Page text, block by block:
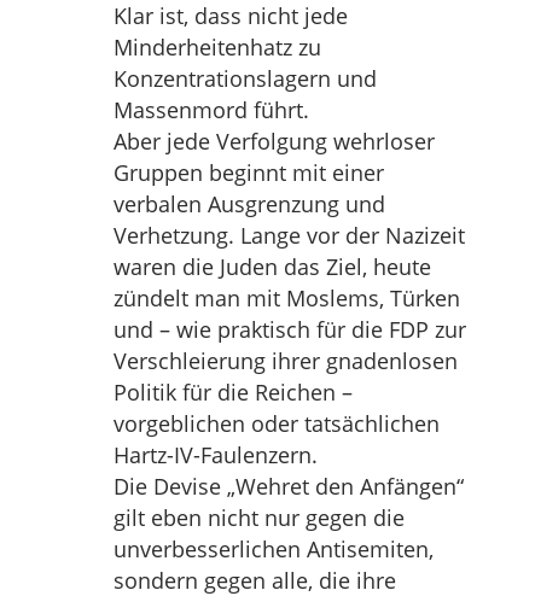
Klar ist, dass nicht jede
Minderheitenhatz zu
Konzentrationslagern und
Massenmord führt.
Aber jede Verfolgung wehrloser
Gruppen beginnt mit einer
verbalen Ausgrenzung und
Verhetzung. Lange vor der Nazizeit
waren die Juden das Ziel, heute
zündelt man mit Moslems, Türken
und – wie praktisch für die FDP zur
Verschleierung ihrer gnadenlosen
Politik für die Reichen –
vorgeblichen oder tatsächlichen
Hartz-IV-Faulenzern.
Die Devise „Wehret den Anfängen“
gilt eben nicht nur gegen die
unverbesserlichen Antisemiten,
sondern gegen alle, die ihre